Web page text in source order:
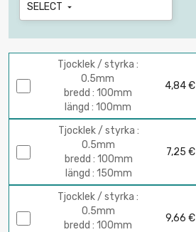
SELECT 
Tjocklek / styrka :
0.5mm
bredd : 100mm
längd : 100mm
4,84 €
Tjocklek / styrka :
0.5mm
bredd : 100mm
längd : 150mm
7,25 €
Tjocklek / styrka :
0.5mm
bredd : 100mm
9,66 €